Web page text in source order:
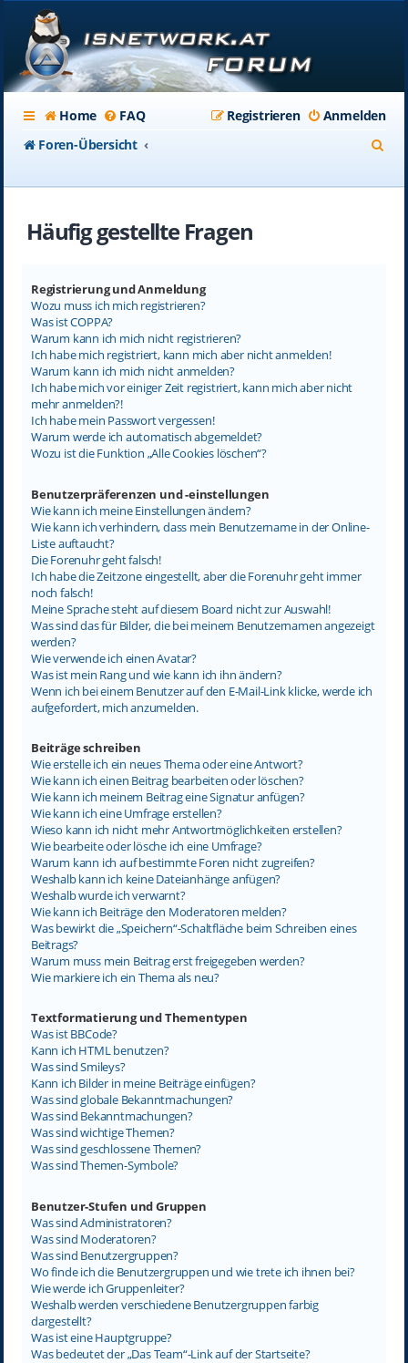
Home FAQ Anmelden
Registrieren
Foren-Übersicht
Häufig gestellte Fragen
Registrierung und Anmeldung
Wozu muss ich mich registrieren?
Was ist COPPA?
Warum kann ich mich nicht registrieren?
Ich habe mich registriert, kann mich aber nicht anmelden!
Warum kann ich mich nicht anmelden?
Ich habe mich vor einiger Zeit registriert, kann mich aber nicht
mehr anmelden?!
Ich habe mein Passwort vergessen!
Warum werde ich automatisch abgemeldet?
Wozu ist die Funktion „Alle Cookies löschen“?
Benutzerpräferenzen und -einstellungen
Wie kann ich meine Einstellungen ändern?
Wie kann ich verhindern, dass mein Benutzername in der Online-
Liste auftaucht?
Die Forenuhr geht falsch!
Ich habe die Zeitzone eingestellt, aber die Forenuhr geht immer
noch falsch!
Meine Sprache steht auf diesem Board nicht zur Auswahl!
Was sind das für Bilder, die bei meinem Benutzernamen angezeigt
werden?
Wie verwende ich einen Avatar?
Was ist mein Rang und wie kann ich ihn ändern?
Wenn ich bei einem Benutzer auf den E-Mail-Link klicke, werde ich
aufgefordert, mich anzumelden.
Beiträge schreiben
Wie erstelle ich ein neues Thema oder eine Antwort?
Wie kann ich einen Beitrag bearbeiten oder löschen?
Wie kann ich meinem Beitrag eine Signatur anfügen?
Wie kann ich eine Umfrage erstellen?
Wieso kann ich nicht mehr Antwortmöglichkeiten erstellen?
Wie bearbeite oder lösche ich eine Umfrage?
Warum kann ich auf bestimmte Foren nicht zugreifen?
Weshalb kann ich keine Dateianhänge anfügen?
Weshalb wurde ich verwarnt?
Wie kann ich Beiträge den Moderatoren melden?
Was bewirkt die „Speichern“-Schaltfläche beim Schreiben eines
Beitrags?
Warum muss mein Beitrag erst freigegeben werden?
Wie markiere ich ein Thema als neu?
Textformatierung und Thementypen
Was ist BBCode?
Kann ich HTML benutzen?
Was sind Smileys?
Kann ich Bilder in meine Beiträge einfügen?
Was sind globale Bekanntmachungen?
Was sind Bekanntmachungen?
Was sind wichtige Themen?
Was sind geschlossene Themen?
Was sind Themen-Symbole?
Benutzer-Stufen und Gruppen
Was sind Administratoren?
Was sind Moderatoren?
Was sind Benutzergruppen?
Wo finde ich die Benutzergruppen und wie trete ich ihnen bei?
Wie werde ich Gruppenleiter?
Weshalb werden verschiedene Benutzergruppen farbig
dargestellt?
Was ist eine Hauptgruppe?
Was bedeutet der „Das Team“-Link auf der Startseite?